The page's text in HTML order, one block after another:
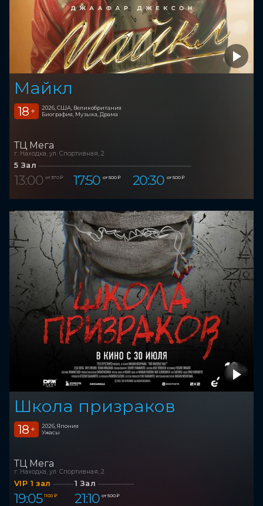
Майкл
18 +
2026, США, Великобритания
Биография, Музыка, Драма
ТЦ Мега
г. Находка, ул. Спортивная, 2
5 Зал
13:00 от 370 ₽ 17:50 от 500 ₽ 20:30 от 500 ₽
Школа призраков
18 +
2026, Япония
Ужасы
ТЦ Мега
г. Находка, ул. Спортивная, 2
VIP 1 зал
19:05 1 100 ₽
1 Зал
21:10 от 500 ₽